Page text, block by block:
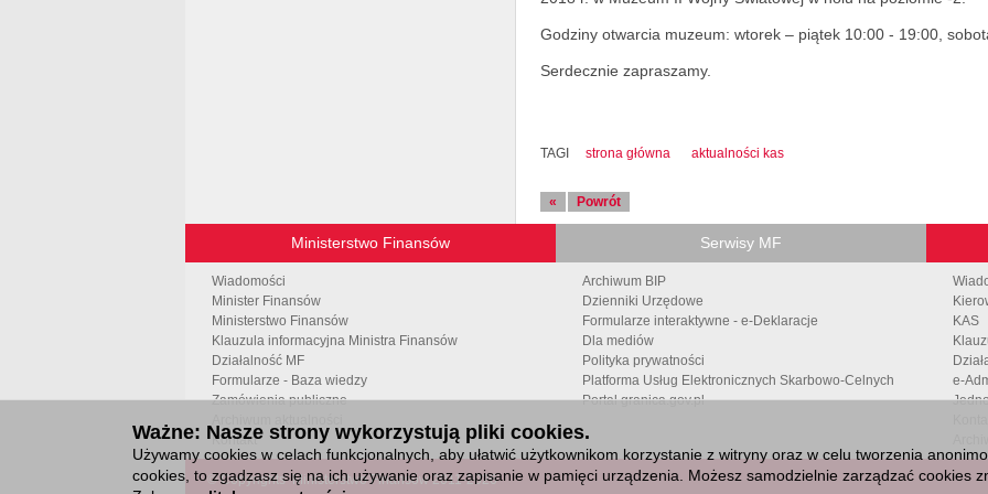
Godziny otwarcia muzeum: wtorek – piątek 10:00 - 19:00,
Serdecznie zapraszamy.
TAGI strona główna aktualności kas
« Powrót
Ministerstwo Finansów
Wiadomości
Minister Finansów
Ministerstwo Finansów
Klauzula informacyjna Ministra Finansów
Działalność MF
Formularze - Baza wiedzy
Zamówienia publiczne
Kontakt
Serwisy MF
Archiwum BIP
Dzienniki Urzędowe
Formularze interaktywne - e-Deklaracje
Dla mediów
Polityka prywatności
Platforma Usług Elektronicznych Skarbowo-Celnych
Portal granica.gov.pl
KAS
e-
© CopyrightsMinisterstwo Finansów 2011-2026
Ważne: Nasze strony wykorzystują pliki cookies.
Używamy cookies w celach funkcjonalnych, aby ułatwić użytkownikom korzystanie z witryny oraz w celu tworzenia
cookies, to zgadzasz się na ich używanie oraz zapisanie w pamięci urządzenia. Możesz samodzielnie zarządzać cookies